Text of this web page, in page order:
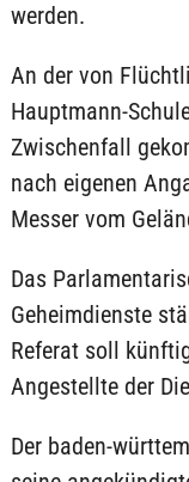
werden.
An der von
Hauptmann-
Zwischenfall
nach eigenen
Messer vom
Das
Geheimdienste
Referat soll
Angestellte der
Der baden-